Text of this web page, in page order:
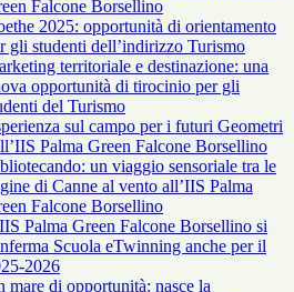
Falcone Borsellino
2025: opportunità di orientamento
gli studenti dell’indirizzo Turismo
territoriale e destinazione: una
opportunità di tirocinio per gli
del Turismo
sul campo per i futuri Geometri
Palma Green Falcone Borsellino
un viaggio sensoriale tra le
di Canne al vento all’IIS Palma
Falcone Borsellino
Palma Green Falcone Borsellino si
Scuola eTwinning anche per il
2026
mare di opportunità: nasce la